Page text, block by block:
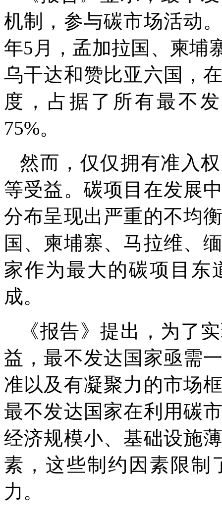
机制，参与碳市场活动
年5月，孟加拉国、柬埔
乌干达和赞比亚六国，
度，占据了所有最不
75%。
然而，仅仅拥有准入
等受益。碳项目在发展
分布呈现出严重的不均
国、柬埔寨、马拉维、
家作为最大的碳项目东
成。
《报告》提出，为了
益，最不发达国家亟需
准以及有凝聚力的市场
最不发达国家在利用碳
经济规模小、基础设施
素，这些制约因素限制
力。